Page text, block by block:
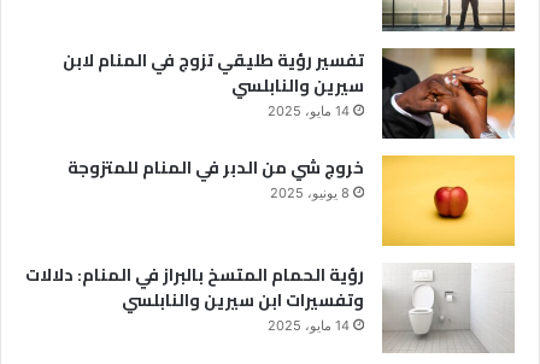
تفسير رؤية طليقي تزوج في المنام لابن
سيرين والنابلسي
14 مايو، 2025
خروج شي من الدبر في المنام للمتزوجة
8 يونيو، 2025
رؤية الحمام المتسخ بالبراز في المنام: دلالات
وتفسيرات ابن سيرين والنابلسي
14 مايو، 2025